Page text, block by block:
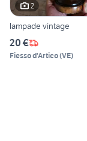
2
lampade vintage
20 €
Fiesso d'Artico(VE)